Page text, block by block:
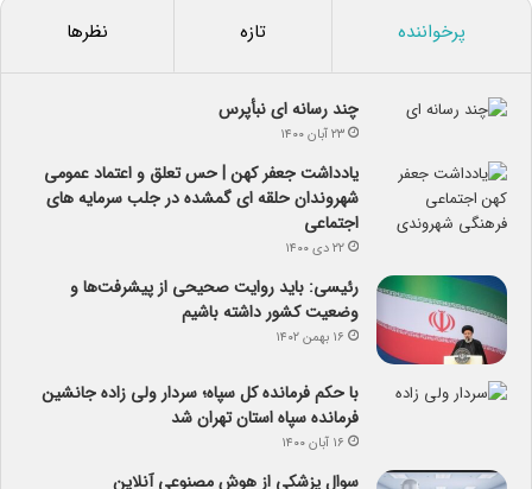
پرخواننده تازه نظرها
چند رسانه ای نبأپرس
۲۳ آبان ۱۴۰۰
یادداشت جعفر کهن | حس تعلق و اعتماد عمومی
شهروندان حلقه ای گمشده در جلب سرمایه های
اجتماعی
۲۲ دی ۱۴۰۰
رئیسی: باید روایت صحیحی از پیشرفت‌ها و
وضعیت کشور داشته باشیم
۱۶ بهمن ۱۴۰۲
با حکم فرمانده کل سپاه؛ سردار ولی زاده جانشین
فرمانده سپاه استان تهران شد
۱۶ آبان ۱۴۰۰
سوال پزشکی از هوش مصنوعی آنلاین